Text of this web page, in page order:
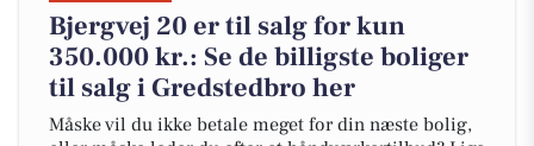
Bjergvej 20 er til salg for kun
350.000 kr.: Se de billigste boliger
til salg i Gredstedbro her
Måske vil du ikke betale meget for din næste bolig,